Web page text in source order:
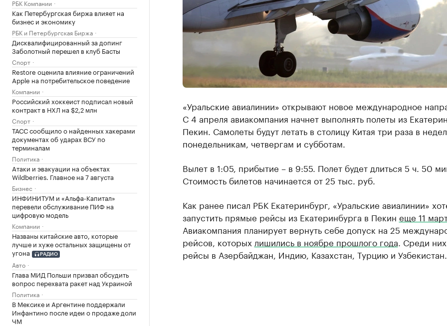
РБК Компании
Как Петербургская биржа влияет на
бизнес и экономику
РБК и Петербургская Биржа
Дисквалифицированный за допинг
Заболотный перешел в клуб Басты
Спорт
Restore оценила влияние ограничений
Apple на потребительское поведение
Компании
Российский хоккеист подписал новый
контракт в НХЛ на $2,2 млн
Спорт
ТАСС сообщило о найденных хакерами
документах об ударах ВСУ по
терминалам
Политика
Атаки и эвакуации на объектах
Wildberries. Главное на 7 августа
Бизнес
ИНФИНИТУМ и «Альфа-Капитал»
перевели обслуживание ПИФ на
цифровую модель
Компании
Названы китайские авто, которые
лучше и хуже остальных защищены от
угона
РАДИО
Авто
Глава МИД Польши призвал обсудить
вопрос перехвата ракет над Украиной
Политика
В Мексике и Аргентине поддержали
Инфантино после идеи о продаже доли
ЧМ
«Уральские авиалинии» открывают новое международное
С 4 апреля авиакомпания начнет выполнять полеты из
Пекин. Самолеты будут летать в столицу Китая три раза в
понедельникам, четвергам и субботам.
Вылет в 1:05, прибытие – в 9:55. Полет будет длиться 5 ч. 50
Стоимость билетов начинается от 25 тыс. руб.
Как ранее писал РБК Екатеринбург, «Уральские авиалинии»
запустить прямые рейсы из Екатеринбурга в Пекин еще 11
Авиакомпания планирует вернуть себе допуск на 25
рейсов, которых лишились в ноябре прошлого года . Среди
рейсы в Азербайджан, Индию, Казахстан, Турцию и Узбекистан.